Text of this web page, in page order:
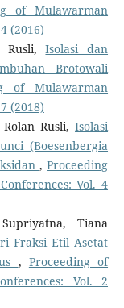
of Mulawarman
(2016)
Rusli,Isolasi dan
Brotowali
of Mulawarman
(2018)
Rusli,Isolasi
(Boesenbergia
,Proceeding
Vol. 4
Tiana
Fraksi Etil Asetat
, Proceeding of
Vol. 2